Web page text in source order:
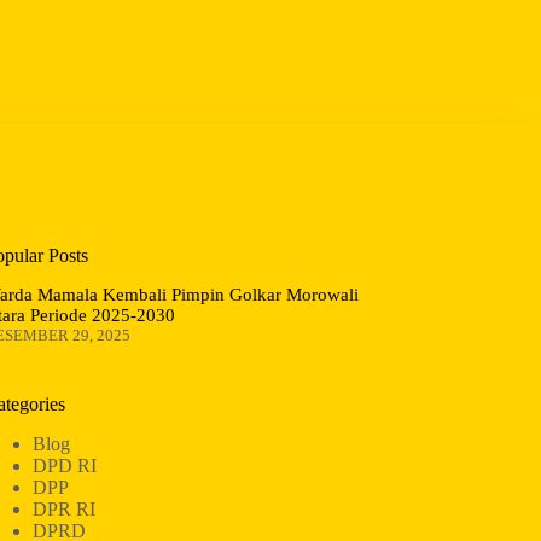
Posts
Mamala Kembali Pimpin Golkar Morowali
Periode 2025-2030
29, 2025
Blog
DPD RI
DPP
DPR RI
DPRD